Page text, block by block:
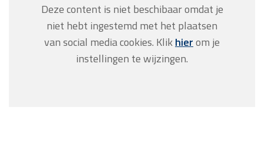
Deze content is niet beschibaar omdat je
niet hebt ingestemd met het plaatsen
van social media cookies. Klikhierom je
instellingen te wijzingen.